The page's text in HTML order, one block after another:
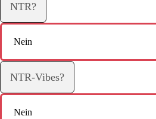
NTR?
Nein
NTR-Vibes?
Nein